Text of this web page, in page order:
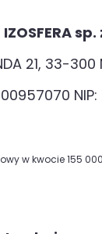
IZOSFERA sp.
21, 33-300
w kwocie 155